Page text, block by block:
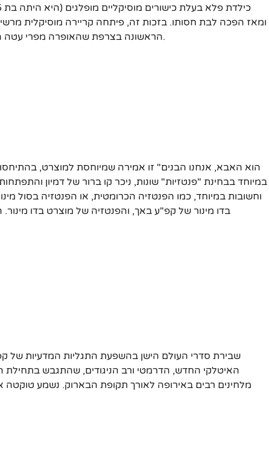
ומאז הפכה לבת חסותו. בזכות זה, פיתחה קריירה מוסיקלית
הראשונה בצרפת שהאופרה מפרי עטה הועלתה בפריז ושהפרטיטורה שלה ראתה אור במהדורה מפוארת.
במיוחד בבחינת "פנטזיות" שונות, ניכר קו ברור של דמיון
וחשובות במיוחד, כמו הפנטזיה הכרומטית, או הפנטזיה בסול
בדו מינור של קפ"ע באך, והפנטזיה של מוצרט בדו
שבירת סדרי העולם הישן בהשפעת התגליות המדעיות של
מלחינים רבים באירופה לאורך תקופת הבארוק. נשמע טוקטה